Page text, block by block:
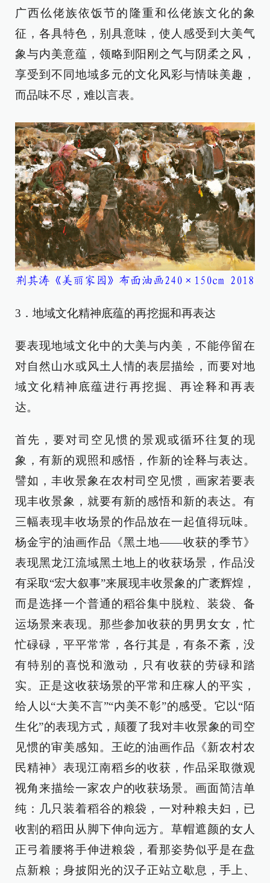
广西仫佬族依饭节的隆重和仫佬族文化的象
征，各具特色，别具意味，使人感受到大美气
象与内美意蕴，领略到阳刚之气与阴柔之风，
享受到不同地域多元的文化风彩与情味美趣，
而品味不尽，难以言表。
荆其涛《美丽家园》布面油画240×150cm 2018
3．地域文化精神底蕴的再挖掘和再表达
要表现地域文化中的大美与内美，不能停留在
对自然山水或风土人情的表层描绘，而要对地
域文化精神底蕴进行再挖掘、再诠释和再表
达。
首先，要对司空见惯的景观或循环往复的现
象，有新的观照和感悟，作新的诠释与表达。
譬如，丰收景象在农村司空见惯，画家若要表
现丰收景象，就要有新的感悟和新的表达。有
三幅表现丰收场景的作品放在一起值得玩味。
杨金宇的油画作品《黑土地——收获的季节》
表现黑龙江流域黑土地上的收获场景，作品没
有采取“宏大叙事”来展现丰收景象的广袤辉煌，
而是选择一个普通的稻谷集中脱粒、装袋、备
运场景来表现。那些参加收获的男男女女，忙
忙碌碌，平平常常，各行其是，有条不紊，没
有特别的喜悦和激动，只有收获的劳碌和踏
实。正是这收获场景的平常和庄稼人的平实，
给人以“大美不言”“内美不彰”的感受。它以“陌
生化”的表现方式，颠覆了我对丰收景象的司空
见惯的审美感知。王屹的油画作品《新农村农
民精神》表现江南稻乡的收获，作品采取微观
视角来描绘一家农户的收获场景。画面简洁单
纯：几只装着稻谷的粮袋，一对种粮夫妇，已
收割的稻田从脚下伸向远方。草帽遮颜的女人
正弓着腰将手伸进粮袋，看那姿势似乎是在盘
点新粮；身披阳光的汉子正站立歇息，手上、